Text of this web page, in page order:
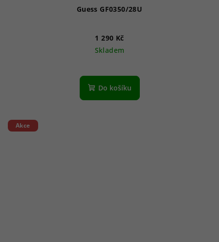
Guess GF0350/28U
1 290 Kč
Skladem
Do košíku
Akce